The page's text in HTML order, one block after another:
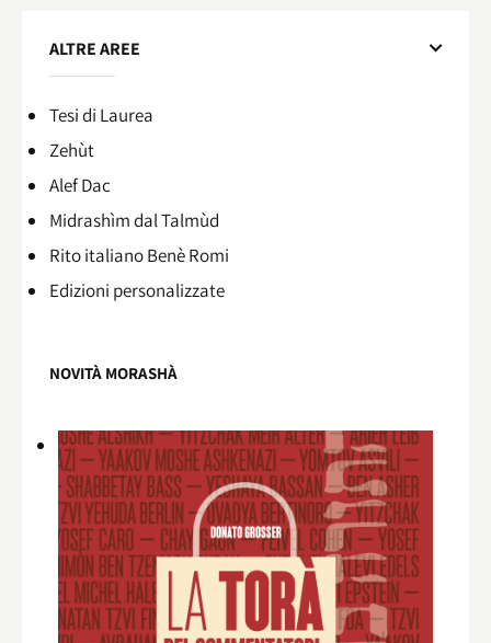
ALTRE AREE
Tesi di Laurea
Zehùt
Alef Dac
Midrashìm dal Talmùd
Rito italiano Benè Romi​
Edizioni personalizzate
NOVITÀ MORASHÀ